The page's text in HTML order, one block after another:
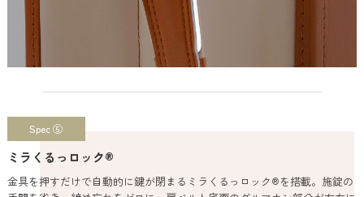
Spec ⑤
ミラくるっロック®
金具を押すだけで自動的に鍵が閉まるミラくるっロック®を搭載。施錠の